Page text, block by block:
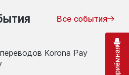
Все события
Korona Pay